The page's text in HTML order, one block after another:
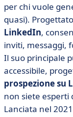
per chi vuole
quasi).
LinkedIn,
inviti, messaggi,
Il suo principale
accessibile,
prospezione su
non siete esperti
Lanciata nel